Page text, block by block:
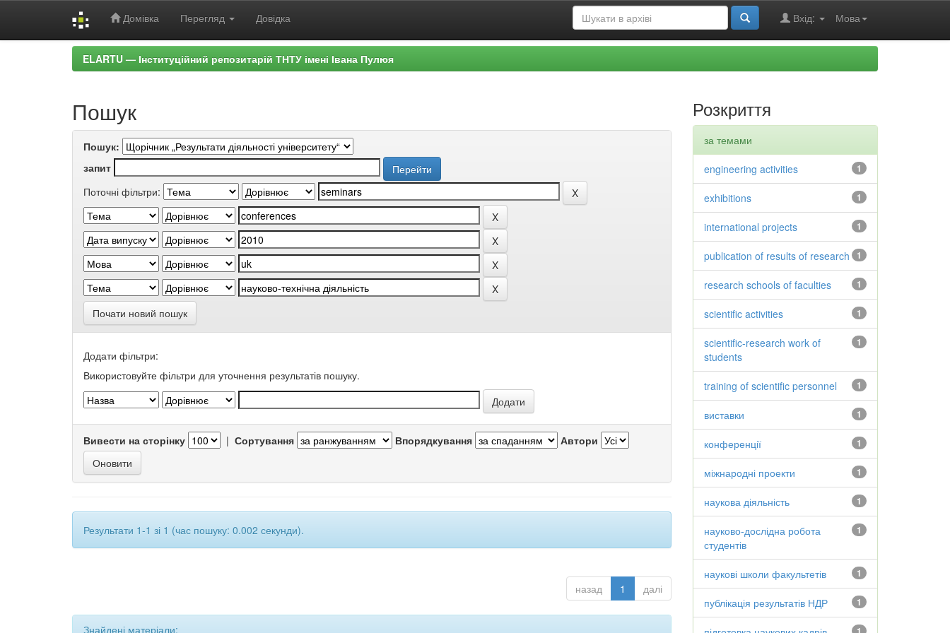
Домівка Перегляд Довідка Мова
Вхід:
ELARTU — Інституційний репозитарій ТНТУ імені Івана Пулюя
Пошук
Пошук:
запит
Поточні фільтри:
Почати новий пошук
Додати фільтри:
Використовуйте фільтри для уточнення результатів пошуку.
Вивести на сторінку | Сортування Впорядкування Автори
Результати 1-1 зі 1 (час пошуку: 0.002 секунди).
назад 1 далі
Знайдені матеріали:
Розкриття
за темами
1
engineering activities
1
exhibitions
1
international projects
1
publication of results of research
1
research schools of faculties
1
scientific activities
1
scientific-research work of
students
1
training of scientific personnel
1
виставки
1
конференції
1
міжнародні проекти
1
наукова діяльність
1
науково-дослідна робота
студентів
1
наукові школи факультетів
1
публікація результатів НДР